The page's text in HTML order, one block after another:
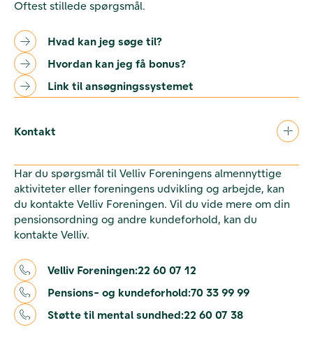
Oftest stillede spørgsmål.
Hvad kan jeg søge til?
Hvordan kan jeg få bonus?
Link til ansøgningssystemet
Kontakt
Har du spørgsmål til Velliv Foreningens almennyttige
aktiviteter eller foreningens udvikling og arbejde, kan
du kontakte Velliv Foreningen. Vil du vide mere om din
pensionsordning og andre kundeforhold, kan du
kontakte Velliv.
Velliv Foreningen:22 60 07 12
Pensions- og kundeforhold:70 33 99 99
Støtte til mental sundhed:22 60 07 38